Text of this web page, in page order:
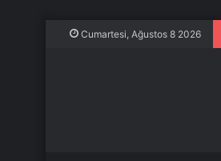
Cumartesi, Ağustos 8 2026